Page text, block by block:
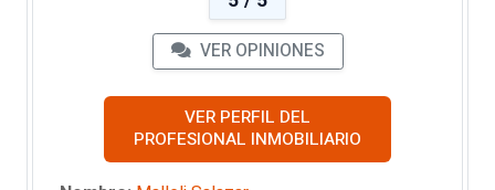
VER OPINIONES
VER PERFIL DEL
PROFESIONAL INMOBILIARIO